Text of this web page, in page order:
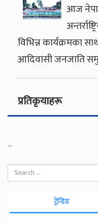
आज
विभिन्न कार्यक्रमका
आदिवासी जनजाति
प्रतिकृयाहरू
...
ट्रेन्डिङ